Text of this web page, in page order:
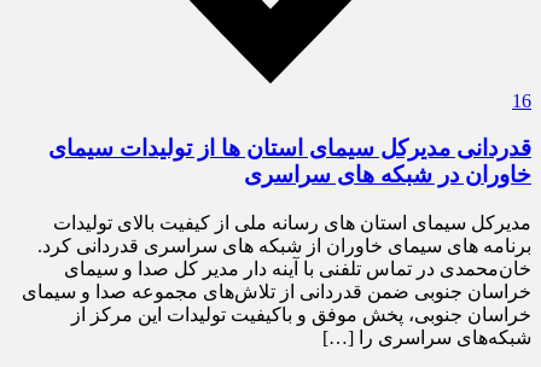
16
قدردانی مدیرکل سیمای استان ها از تولیدات سیمای
خاوران در شبکه های سراسری
مدیرکل سیمای استان های رسانه ملی از کیفیت بالای تولیدات
برنامه های سیمای خاوران از شبکه های سراسری قدردانی کرد.
خان‌محمدی در تماس تلفنی با آینه دار مدیر کل صدا و سیمای
خراسان جنوبی ضمن قدردانی از تلاش‌های مجموعه صدا و سیمای
خراسان جنوبی، پخش موفق و باکیفیت تولیدات این مرکز از
شبکه‌های سراسری را […]